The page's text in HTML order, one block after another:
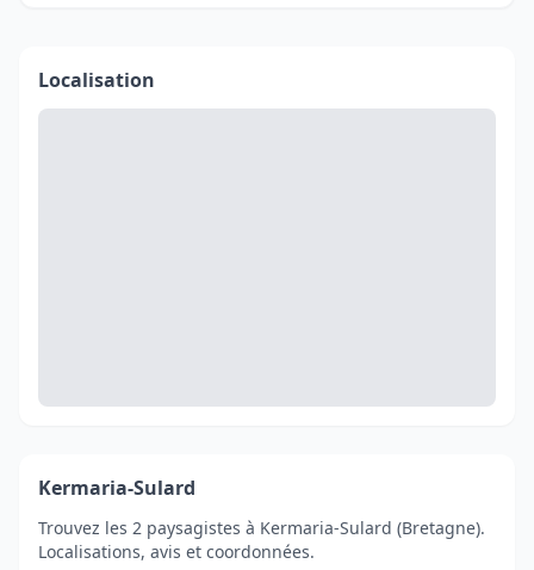
Localisation
Kermaria-Sulard
Trouvez les 2 paysagistes à Kermaria-Sulard (Bretagne).
Localisations, avis et coordonnées.